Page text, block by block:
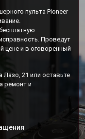
пульта Pioneer
Проведут
цене и в оговоренный
Лазо, 21 или оставьте
ремонт и